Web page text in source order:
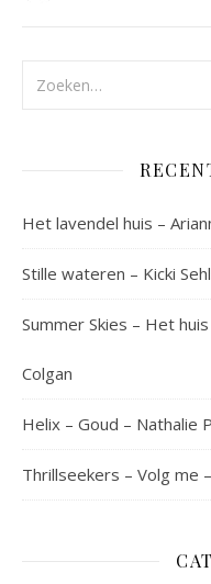
Het lavendel huis –
Stille wateren – Kicki
Summer Skies – Het
Colgan
Helix – Goud – Nathalie
Thrillseekers – Volg me